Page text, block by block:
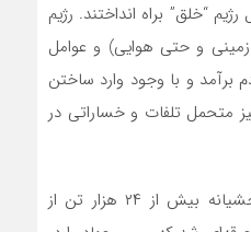
“خلق” براه انداختند. رژیم
و حتی هوایی) و عوامل
و با وجود وارد ساختن
متحمل تلفات و خساراتی در
هرچند این قیام با کشتار وحشیانه بیش از ۲۴ هزار تن از